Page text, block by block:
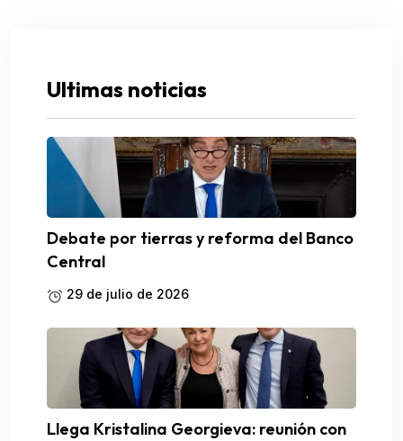
Ultimas noticias
Debate por tierras y reforma del Banco
Central
29 de julio de 2026
Llega Kristalina Georgieva: reunión con